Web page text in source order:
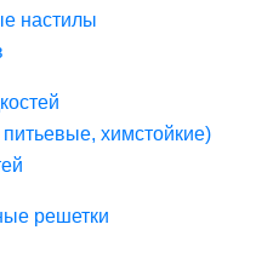
настилы
химстойкие)
решетки